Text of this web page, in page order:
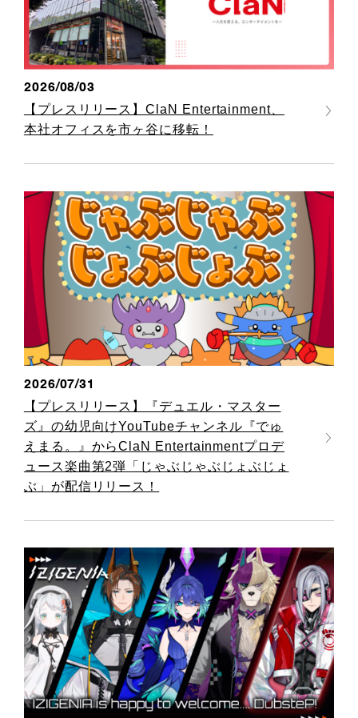
2026/08/03
【プレスリリース】ClaN Entertainment、
本社オフィスを市ヶ谷に移転！
2026/07/31
【プレスリリース】『デュエル・マスター
ズ』の幼児向けYouTubeチャンネル『でゅ
えまる。』からClaN Entertainmentプロデ
ュース楽曲第2弾「じゃぶじゃぶじょぶじょ
ぶ」が配信リリース！